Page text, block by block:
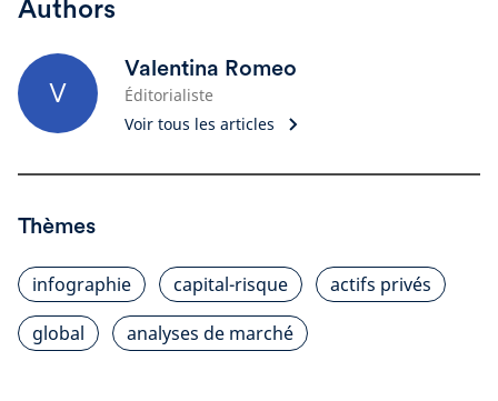
Authors
V
Valentina Romeo
Éditorialiste
Voir tous les articles
Thèmes
infographie capital-risque
actifs privés
global
analyses de marché